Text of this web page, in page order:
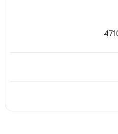
لمنع التسرب و لنظافة
مريح على شكل
متغيرة لاستخدام